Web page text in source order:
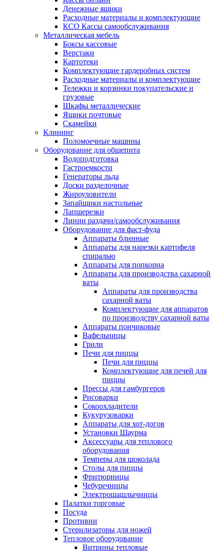
Денежные ящики
Расходные материалы и комплектующие
КСО Кассы самообслуживания
Металлическая мебель
Боксы кассовые
Верстаки
Картотеки
Комплектующие гардеробных систем
Расходные материалы и комплектующие
Тележки и корзинки покупательские и
грузовые
Шкафы металлические
Ящики почтовые
Скамейки
Клининг
Поломоечные машины
Оборудование для общепита
Водоподготовка
Гастроемкости
Генераторы льда
Доски разделочные
Жироуловители
Запайщики настольные
Лапшерезки
Линии раздачи/самообслуживания
Оборудование для фаст-фуда
Аппараты блинные
Аппараты для нарезки картофеля
спиралью
Аппараты для попкорна
Аппараты для производства сахарной
ваты
Аппараты для производства
сахарной ваты
Комплектующие для аппаратов
по производству сахарной ваты
Аппараты пончиковые
Вафельницы
Грили
Печи для пиццы
Печи для пиццы
Комплектующие для печей для
пиццы
Прессы для гамбургеров
Рисоварки
Сокоохладители
Кукурузоварки
Аппараты для хот-догов
Установки Шаурма
Аксессуары для теплового
оборудования
Темперы для шоколада
Столы для пиццы
Фритюрницы
Чебуречницы
Электрошашлычницы
Палатки торговые
Посуда
Противни
Стерилизаторы для ножей
Тепловое оборудование
Витрины тепловые